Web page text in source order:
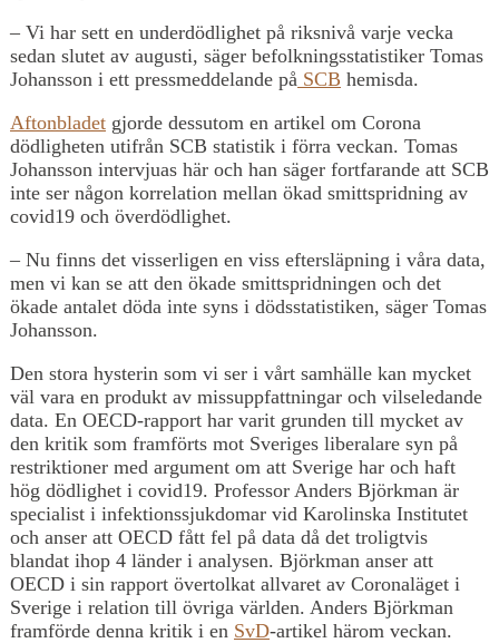
– Vi har sett en underdödlighet på riksnivå varje vecka
sedan slutet av augusti, säger befolkningsstatistiker Tomas
Johansson i ett pressmeddelande på SCB hemisda.
Aftonbladet gjorde dessutom en artikel om Corona
dödligheten utifrån SCB statistik i förra veckan. Tomas
Johansson intervjuas här och han säger fortfarande att SCB
inte ser någon korrelation mellan ökad smittspridning av
covid19 och överdödlighet.
– Nu finns det visserligen en viss eftersläpning i våra data,
men vi kan se att den ökade smittspridningen och det
ökade antalet döda inte syns i dödsstatistiken, säger Tomas
Johansson.
Den stora hysterin som vi ser i vårt samhälle kan mycket
väl vara en produkt av missuppfattningar och vilseledande
data. En OECD-rapport har varit grunden till mycket av
den kritik som framförts mot Sveriges liberalare syn på
restriktioner med argument om att Sverige har och haft
hög dödlighet i covid19. Professor Anders Björkman är
specialist i infektionssjukdomar vid Karolinska Institutet
och anser att OECD fått fel på data då det troligtvis
blandat ihop 4 länder i analysen. Björkman anser att
OECD i sin rapport övertolkat allvaret av Coronaläget i
Sverige i relation till övriga världen. Anders Björkman
framförde denna kritik i en SvD-artikel härom veckan.